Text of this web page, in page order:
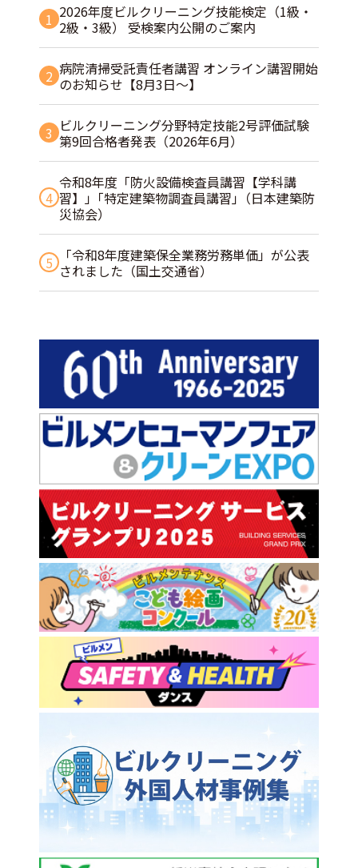
1 2026年度ビルクリーニング技能検定（1級・
2級・3級） 受検案内公開のご案内
2 病院清掃受託責任者講習 オンライン講習開始
のお知らせ【8月3日～】
3 ビルクリーニング分野特定技能2号評価試験
第9回合格者発表（2026年6月）
4
令和8年度「防火設備検査員講習【学科講
習】」｢特定建築物調査員講習｣（日本建築防
災協会）
5
「令和8年度建築保全業務労務単価」が公表
されました（国土交通省）